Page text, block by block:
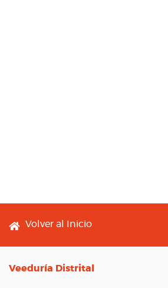
Footer menu
Volver al Inicio
Veeduría Distrital